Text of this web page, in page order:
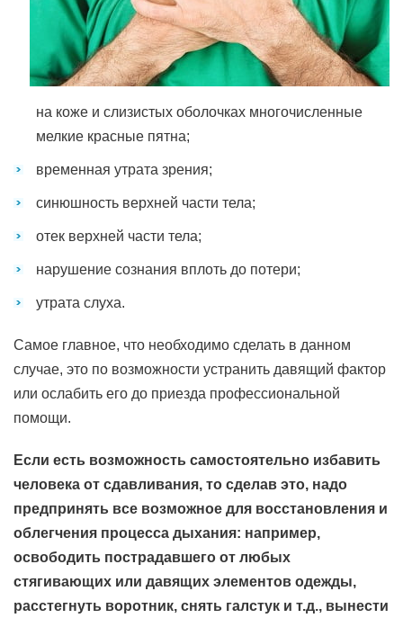
на коже и слизистых оболочках многочисленные
мелкие красные пятна;
временная утрата зрения;
синюшность верхней части тела;
отек верхней части тела;
нарушение сознания вплоть до потери;
утрата слуха.
Самое главное, что необходимо сделать в данном
случае, это по возможности устранить давящий фактор
или ослабить его до приезда профессиональной
помощи.
Если есть возможность самостоятельно избавить
человека от сдавливания, то сделав это, надо
предпринять все возможное для восстановления и
облегчения процесса дыхания: например,
освободить пострадавшего от любых
стягивающих или давящих элементов одежды,
расстегнуть воротник, снять галстук и т.д., вынести